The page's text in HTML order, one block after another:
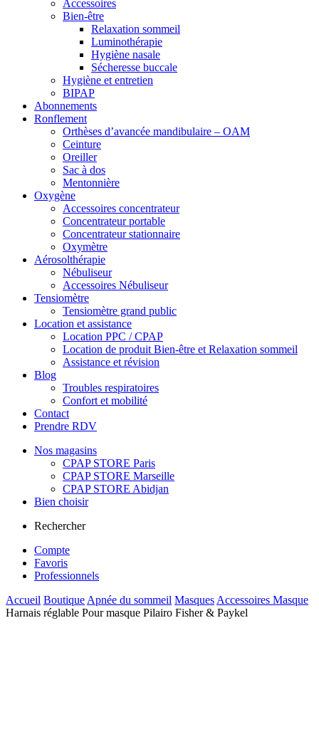
Accessoires
Bien-être
Relaxation sommeil
Luminothérapie
Hygiène nasale
Sécheresse buccale
Hygiène et entretien
BIPAP
Abonnements
Ronflement
Orthèses d’avancée mandibulaire – OAM
Ceinture
Oreiller
Sac à dos
Mentonnière
Oxygène
Accessoires concentrateur
Concentrateur portable
Concentrateur stationnaire
Oxymètre
Aérosolthérapie
Nébuliseur
Accessoires Nébuliseur
Tensiomètre
Tensiomètre grand public
Location et assistance
Location PPC / CPAP
Location de produit Bien-être et Relaxation sommeil
Assistance et révision
Blog
Troubles respiratoires
Confort et mobilité
Contact
Prendre RDV
Nos magasins
CPAP STORE Paris
CPAP STORE Marseille
CPAP STORE Abidjan
Bien choisir
Rechercher
Compte
Favoris
Professionnels
Accueil BoutiqueApnée du sommeil MasquesAccessoires Masque
Harnais réglable Pour masque Pilairo Fisher & Paykel